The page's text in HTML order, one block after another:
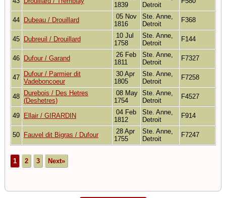
1839
Detroit
44 Dubeau / Drouillard
05 Nov
1816
Ste. Anne,
Detroit
F368
45 Dubreuil / Drouillard
10 Jul
1758
Ste. Anne,
Detroit
F144
46 Dufour / Garand
26 Feb
1811
Ste. Anne,
Detroit
F7327
47
Dufour / Parmier dit
Vadeboncoeur
30 Apr
1805
Ste. Anne,
Detroit
F7258
48
Durebois / Des Hetres
(Deshetres)
08 May
1754
Ste. Anne,
Detroit
F4527
49 Ellair / GIRARDIN
04 Feb
1812
Ste. Anne,
Detroit
F914
50 Fauvel dit Bigras / Dufour
28 Apr
1755
Ste. Anne,
Detroit
F7247
1 2 3 Next»